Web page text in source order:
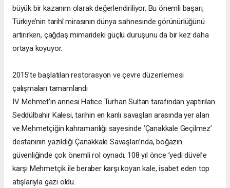
büyük bir kazanım olarak değerlendiriliyor. Bu önemli başarı,
Türkiye’nin tarihî mirasının dünya sahnesinde görünürlüğünü
artırırken, çağdaş mimarideki güçlü duruşunu da bir kez daha
ortaya koyuyor.
2015’te başlatılan restorasyon ve çevre düzenlemesi
çalışmaları tamamlandı
IV. Mehmet’in annesi Hatice Turhan Sultan tarafından yaptırılan
Seddülbahir Kalesi, tarihin en kanlı savaşları arasında yer alan
ve Mehmetçiğin kahramanlığı sayesinde ’Çanakkale Geçilmez’
destanının yazıldığı Çanakkale Savaşları’nda, boğazın
güvenliğinde çok önemli rol oynadı. 108 yıl önce ’yedi düvel’e
karşı Mehmetçik ile beraber karşı koyan kale, isabet eden top
atışlarıyla gazi oldu.